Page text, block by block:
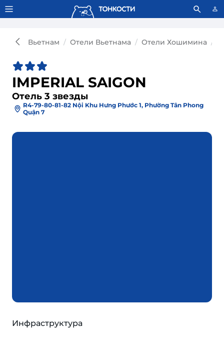
Тонкости используют сookie-файлы. Что это значит?
Вьетнам Отели Вьетнама Отели Хошимина
IMPERIAL SAIGON
Отель 3 звезды
R4-79-80-81-82 Nội Khu Hưng Phước 1, Phường Tân Phong
Quận 7
Инфраструктура